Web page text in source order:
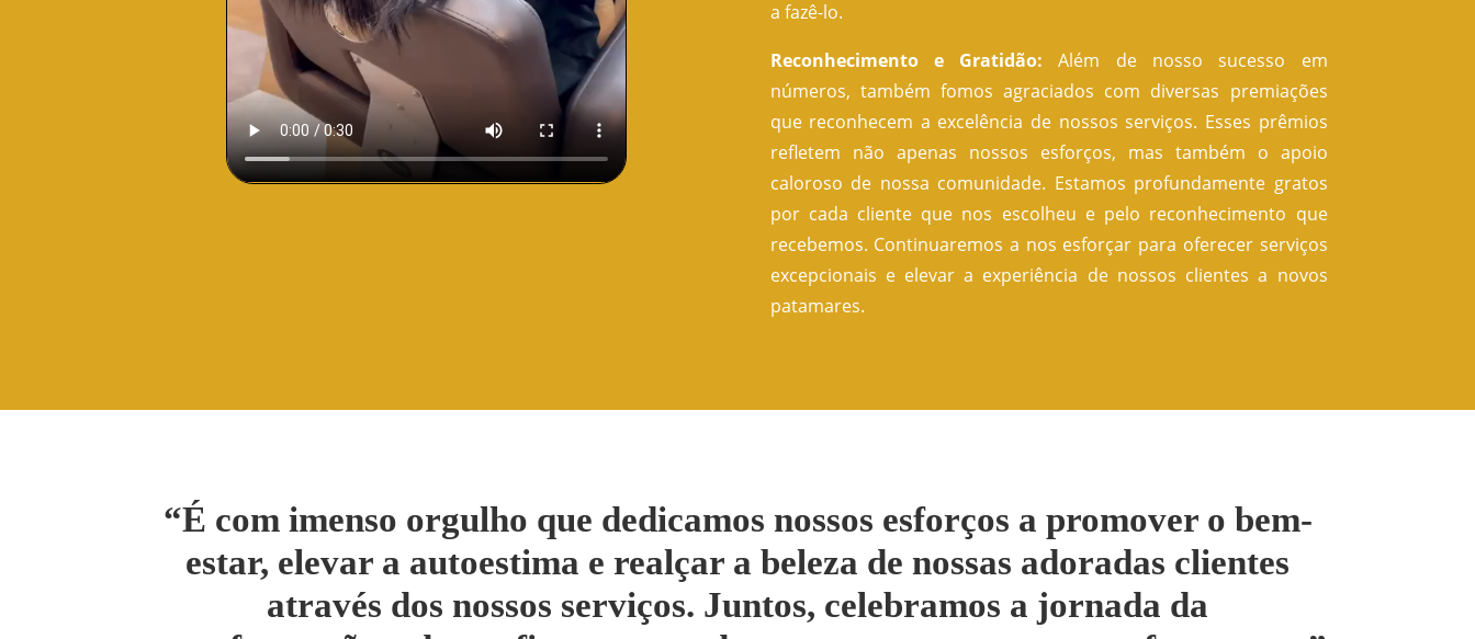
a fazê-lo.
Reconhecimento e Gratidão: Além de nosso sucesso em
números, também fomos agraciados com diversas premiações
que reconhecem a excelência de nossos serviços. Esses prêmios
refletem não apenas nossos esforços, mas também o apoio
caloroso de nossa comunidade. Estamos profundamente gratos
por cada cliente que nos escolheu e pelo reconhecimento que
recebemos. Continuaremos a nos esforçar para oferecer serviços
excepcionais e elevar a experiência de nossos clientes a novos
patamares.
“É com imenso orgulho que dedicamos nossos esforços a promover o bem-
estar, elevar a autoestima e realçar a beleza de nossas adoradas clientes
através dos nossos serviços. Juntos, celebramos a jornada da